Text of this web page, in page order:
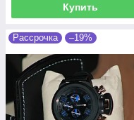
Купить
Рассрочка –19%